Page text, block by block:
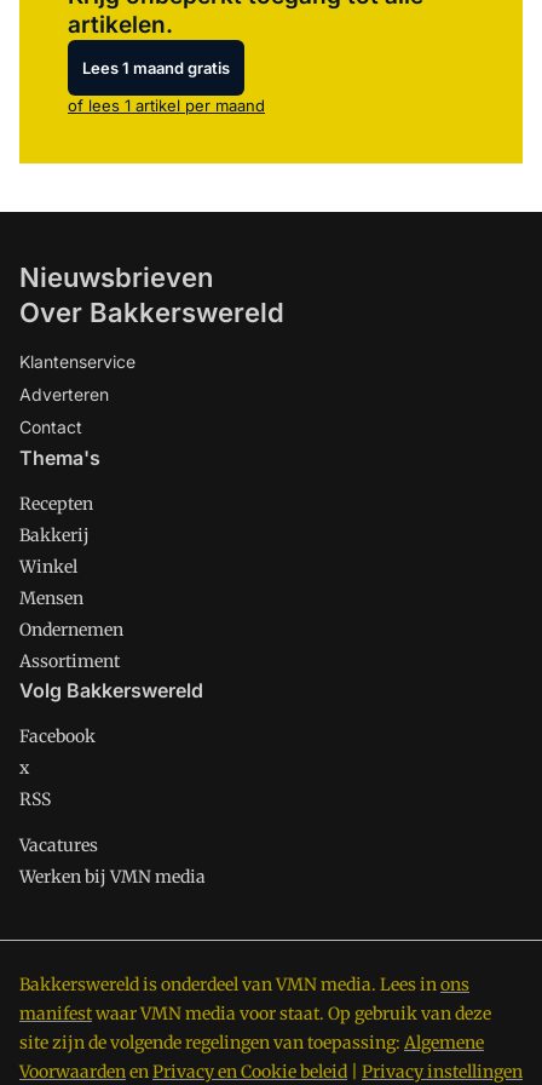
artikelen.
Lees 1 maand gratis
of lees 1 artikel per maand
Nieuwsbrieven
Over Bakkerswereld
Klantenservice
Adverteren
Contact
Thema's
Recepten
Bakkerij
Winkel
Mensen
Ondernemen
Assortiment
Volg Bakkerswereld
Facebook
x
RSS
Vacatures
Werken bij VMN media
Bakkerswereld is onderdeel van VMN media. Lees inons
manifestwaar VMN media voor staat. Op gebruik van deze
site zijn de volgende regelingen van toepassing: Algemene
VoorwaardenenPrivacy en Cookie beleid Privacy instellingen